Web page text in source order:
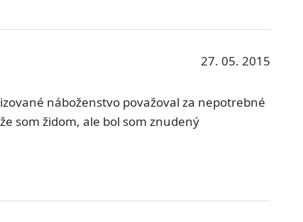
27. 05. 2015
náboženstvo považoval za nepotrebné
som židom, ale bol som znudený